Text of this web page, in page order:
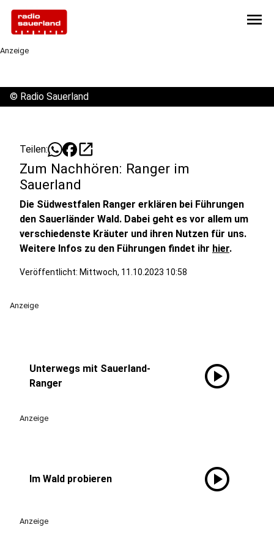
menu
Anzeige
© Radio Sauerland
Teilen: open_in_new
Zum Nachhören: Ranger im
Sauerland
Die Südwestfalen Ranger erklären bei Führungen
den Sauerländer Wald. Dabei geht es vor allem um
verschiedenste Kräuter und ihren Nutzen für uns.
Weitere Infos zu den Führungen findet ihr hier.
Veröffentlicht: Mittwoch, 11.10.2023 10:58
Anzeige
Unterwegs mit Sauerland-
Ranger
play_circle
Anzeige
Im Wald probieren play_circle
Anzeige